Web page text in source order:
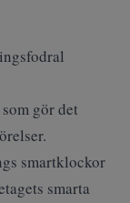
gör det
smartklockor
smarta